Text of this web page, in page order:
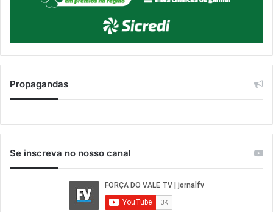
Propagandas
Se inscreva no nosso canal